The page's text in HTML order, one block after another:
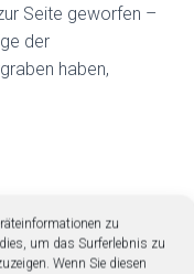
zu
um das Surferlebnis zu
Wenn Sie diesen
Seite geworfen –
der
haben,
auf die
sind die